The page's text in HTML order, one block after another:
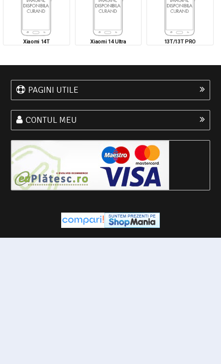
Xiaomi 14T Xiaomi 14 Ultra 13T/13T PRO
PAGINI UTILE
CONTUL MEU